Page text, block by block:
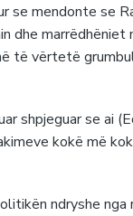
se mendonte se
dhe marrëdhëniet
të vërtetë
shpjeguar se ai
kokë më
ndryshe